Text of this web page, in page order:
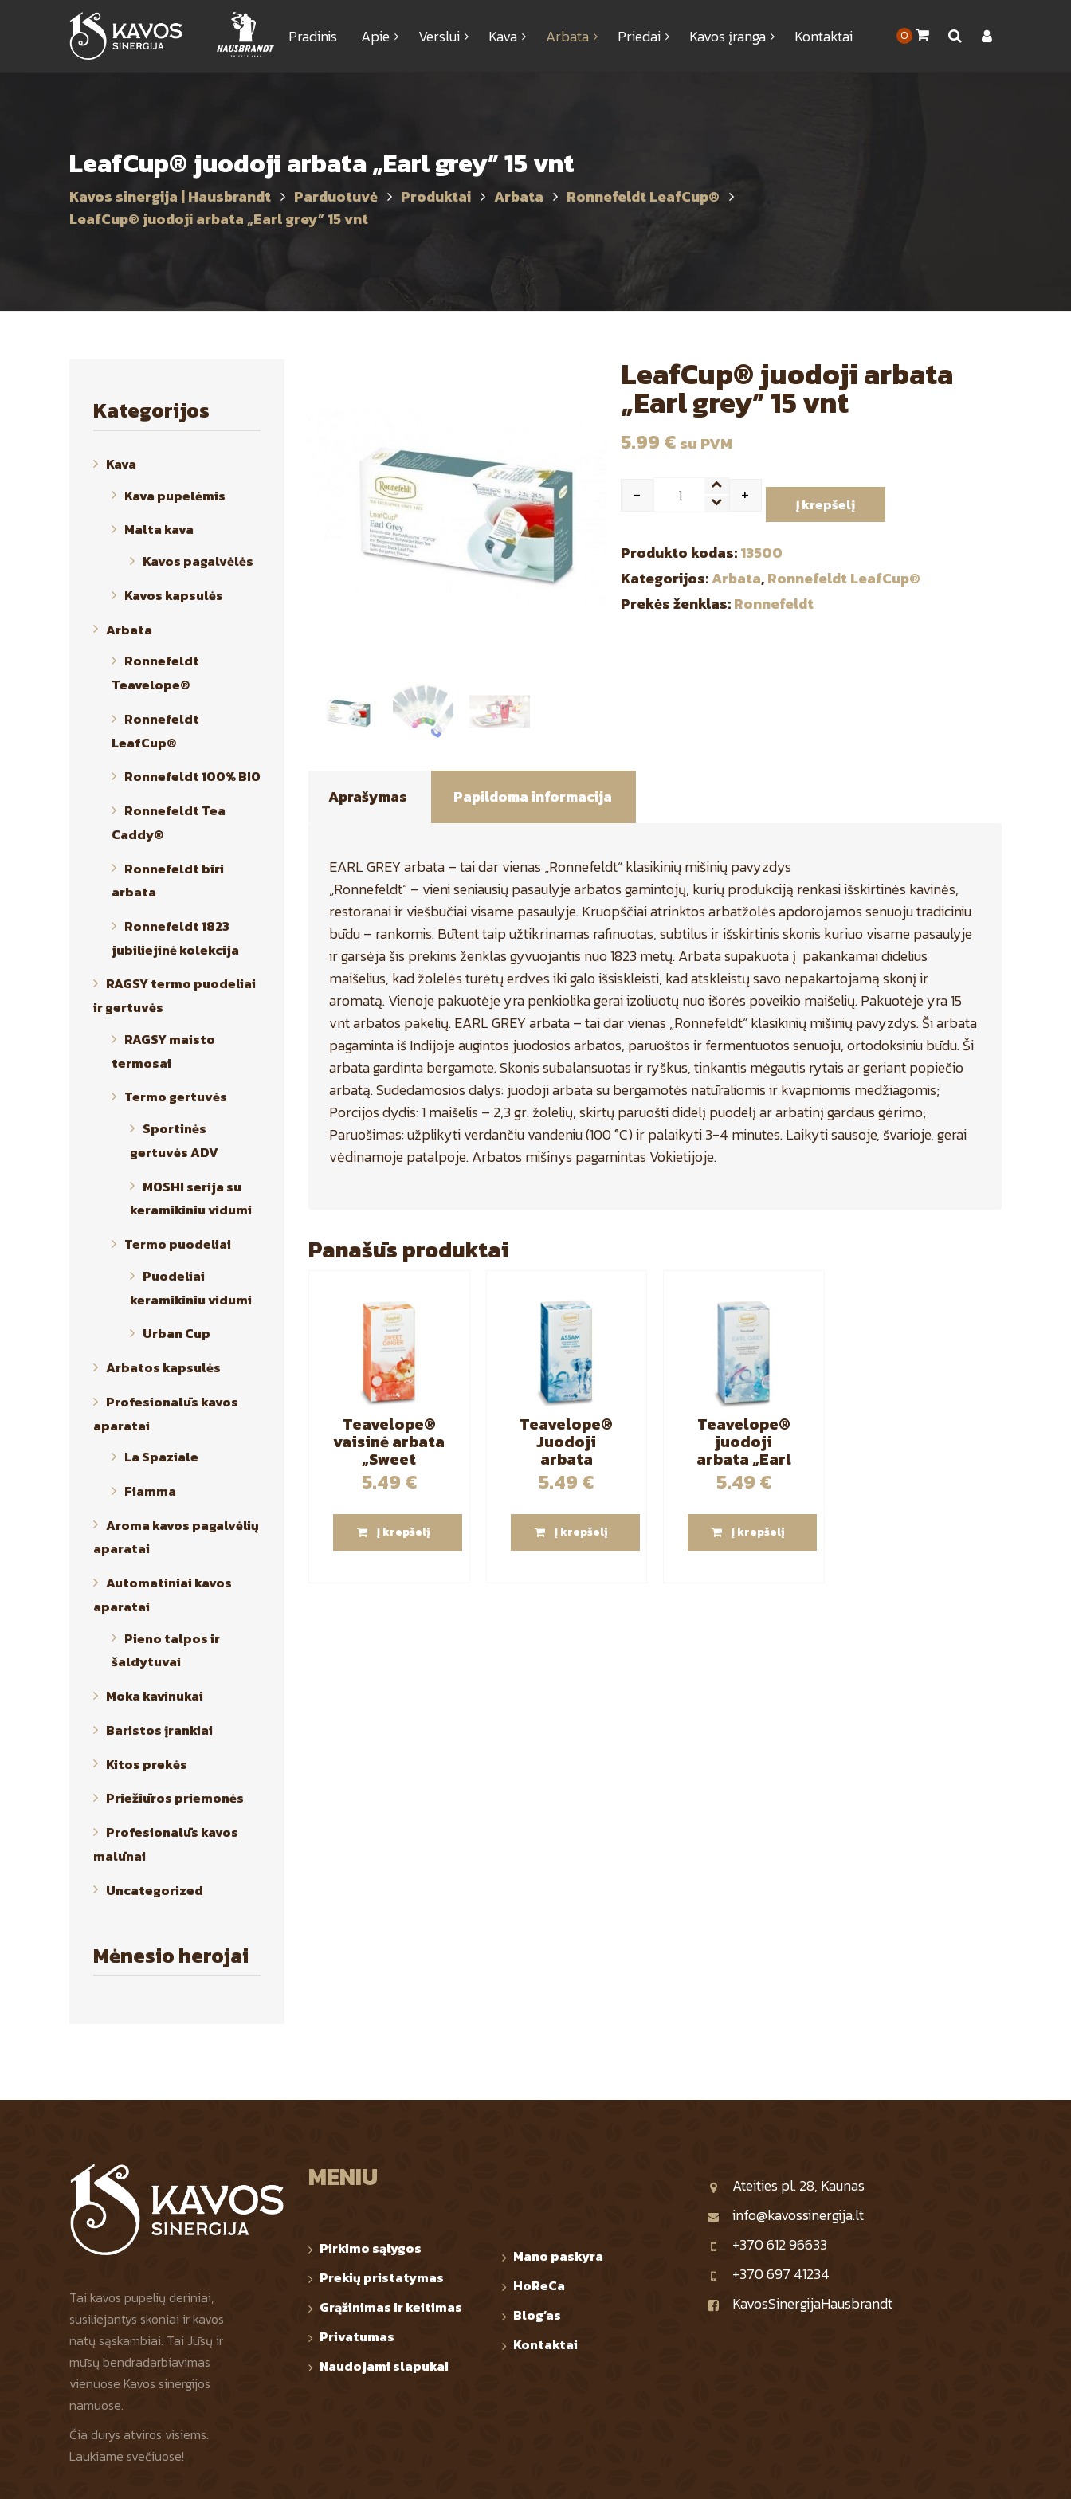
Pradinis Apie Verslui Kava Arbata Priedai Kavos įranga Kontaktai 0
LeafCup® juodoji arbata „Earl grey” 15 vnt
Kavos sinergija | Hausbrandt Parduotuvė Produktai Arbata
Ronnefeldt LeafCup®
LeafCup® juodoji arbata „Earl grey” 15 vnt
LeafCup® juodoji arbata
„Earl grey” 15 vnt
5.99 € su PVM
Quantity
- + Į krepšelį
Produkto kodas:13500
Kategorijos:Arbata,Ronnefeldt LeafCup®
Prekės ženklas:Ronnefeldt
Aprašymas Papildoma informacija
EARL GREY arbata – tai dar vienas „Ronnefeldt“ klasikinių mišinių pavyzdys
„Ronnefeldt“ – vieni seniausių pasaulyje arbatos gamintojų, kurių produkciją renkasi išskirtinės kavinės,
restoranai ir viešbučiai visame pasaulyje. Kruopščiai atrinktos arbatžolės apdorojamos senuoju tradiciniu
būdu – rankomis. Būtent taip užtikrinamas rafinuotas, subtilus ir išskirtinis skonis kuriuo visame pasaulyje
ir garsėja šis prekinis ženklas gyvuojantis nuo 1823 metų. Arbata supakuota į pakankamai didelius
maišelius, kad žolelės turėtų erdvės iki galo išsiskleisti, kad atskleistų savo nepakartojamą skonį ir
aromatą. Vienoje pakuotėje yra penkiolika gerai izoliuotų nuo išorės poveikio maišelių. Pakuotėje yra 15
vnt arbatos pakelių. EARL GREY arbata – tai dar vienas „Ronnefeldt“ klasikinių mišinių pavyzdys. Ši arbata
pagaminta iš Indijoje augintos juodosios arbatos, paruoštos ir fermentuotos senuoju, ortodoksiniu būdu. Ši
arbata gardinta bergamote. Skonis subalansuotas ir ryškus, tinkantis mėgautis rytais ar geriant popiečio
arbatą. Sudedamosios dalys: juodoji arbata su bergamotės natūraliomis ir kvapniomis medžiagomis;
Porcijos dydis: 1 maišelis – 2,3 gr. žolelių, skirtų paruošti didelį puodelį ar arbatinį gardaus gėrimo;
Paruošimas: užplikyti verdančiu vandeniu (100 °C) ir palaikyti 3-4 minutes. Laikyti sausoje, švarioje, gerai
vėdinamoje patalpoje. Arbatos mišinys pagamintas Vokietijoje.
Panašūs produktai
Teavelope®
vaisinė arbata
„Sweet
Ginger” 25 vnt
5.49 €
Į krepšelį
Teavelope®
Juodoji
arbata
„Assam” 25
vnt
5.49 €
Į krepšelį
Teavelope®
juodoji
arbata „Earl
Grey” 25 vnt
5.49 €
Į krepšelį
Kategorijos
Kava
Kava pupelėmis
Malta kava
Kavos pagalvėlės
Kavos kapsulės
Arbata
Ronnefeldt
Teavelope®
Ronnefeldt
LeafCup®
Ronnefeldt 100% BIO
Ronnefeldt Tea
Caddy®
Ronnefeldt biri
arbata
Ronnefeldt 1823
jubiliejinė kolekcija
RAGSY termo puodeliai
ir gertuvės
RAGSY maisto
termosai
Termo gertuvės
Sportinės
gertuvės ADV
MOSHI serija su
keramikiniu vidumi
Termo puodeliai
Puodeliai
keramikiniu vidumi
Urban Cup
Arbatos kapsulės
Profesionalūs kavos
aparatai
La Spaziale
Fiamma
Aroma kavos pagalvėlių
aparatai
Automatiniai kavos
aparatai
Pieno talpos ir
šaldytuvai
Moka kavinukai
Baristos įrankiai
Kitos prekės
Priežiūros priemonės
Profesionalūs kavos
malūnai
Uncategorized
Mėnesio herojai
Tai kavos pupelių deriniai,
susiliejantys skoniai ir kavos
natų sąskambiai. Tai Jūsų ir
mūsų bendradarbiavimas
vienuose Kavos sinergijos
namuose.
Čia durys atviros visiems.
Laukiame svečiuose!
MENIU
Pirkimo sąlygos
Prekių pristatymas
Grąžinimas ir keitimas
Privatumas
Naudojami slapukai
Mano paskyra
HoReCa
Blog’as
Kontaktai
Ateities pl. 28, Kaunas
info@kavossinergija.lt
+370 612 96633
+370 697 41234
KavosSinergijaHausbrandt